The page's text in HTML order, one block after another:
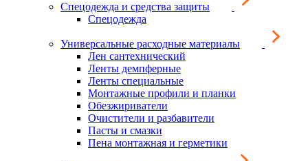
Спецодежда и средства защиты
Спецодежда
Универсальные расходные материалы
Лен сантехнический
Ленты демпферные
Ленты специальные
Монтажные профили и планки
Обезжириватели
Очистители и разбавители
Пасты и смазки
Пена монтажная и герметики